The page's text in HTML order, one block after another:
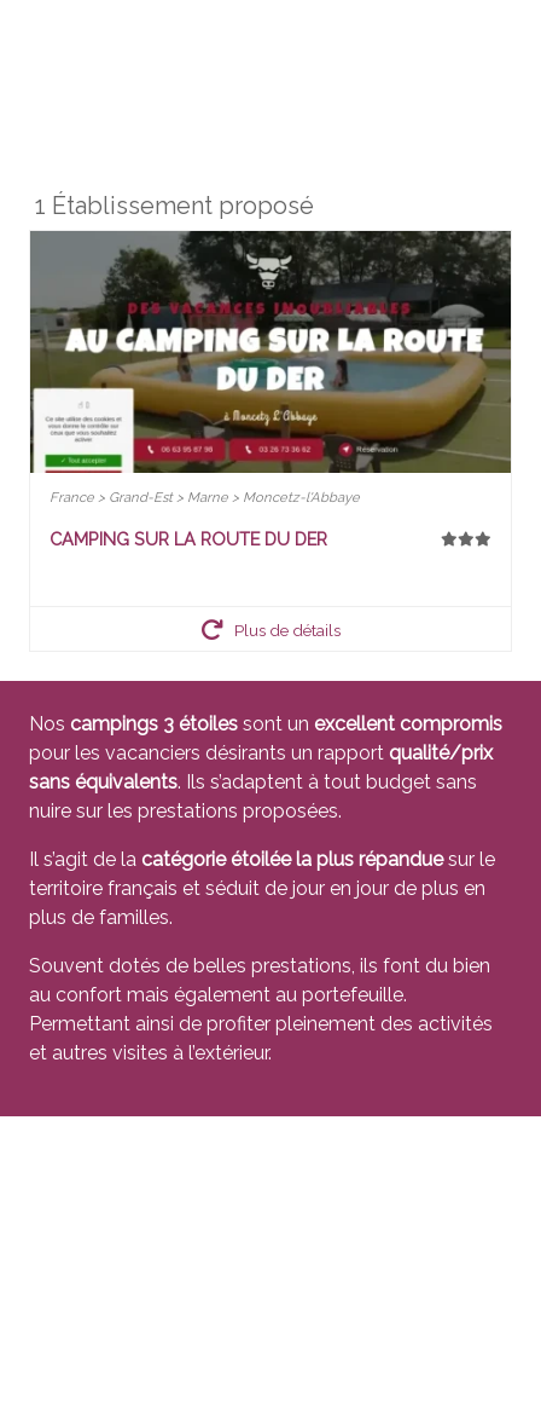
1 Établissement proposé
France > Grand-Est > Marne > Moncetz-l'Abbaye
CAMPING SUR LA ROUTE DU DER
Plus de détails
Nos campings 3 étoiles sont un excellent compromis
pour les vacanciers désirants un rapport qualité/prix
sans équivalents. Ils s’adaptent à tout budget sans
nuire sur les prestations proposées.
Il s’agit de la catégorie étoilée la plus répanduesur le
territoire français et séduit de jour en jour de plus en
plus de familles.
Souvent dotés de belles prestations, ils font du bien
au confort mais également au portefeuille.
Permettant ainsi de profiter pleinement des activités
et autres visites à l’extérieur.